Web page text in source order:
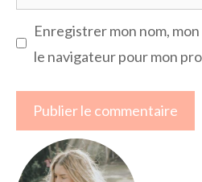
mail
Enregistrer mon nom,
le navigateur pour mon